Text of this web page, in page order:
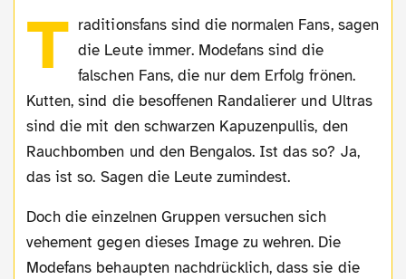
T raditionsfans sind die normalen Fans, sagen
die Leute immer. Modefans sind die
falschen Fans, die nur dem Erfolg frönen.
Kutten, sind die besoffenen Randalierer und Ultras
sind die mit den schwarzen Kapuzenpullis, den
Rauchbomben und den Bengalos. Ist das so? Ja,
das ist so. Sagen die Leute zumindest.
Doch die einzelnen Gruppen versuchen sich
vehement gegen dieses Image zu wehren. Die
Modefans behaupten nachdrücklich, dass sie die